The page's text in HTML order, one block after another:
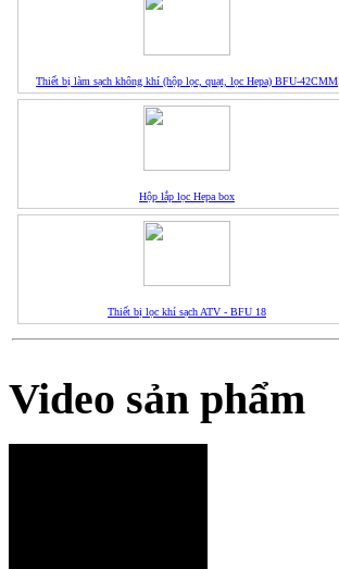
Thiết bị làm sạch không khí (hộp lọc, quạt, lọc Hepa) BFU-42CMM
Hộp lắp lọc Hepa box
Thiết bị lọc khí sạch ATV - BFU 18
Video sản phẩm